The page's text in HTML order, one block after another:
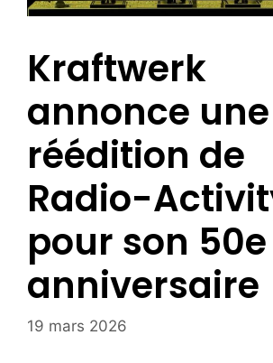
Kraftwerk
annonce une
réédition de
Radio-
pour son 50e
anniversaire
19 mars 2026